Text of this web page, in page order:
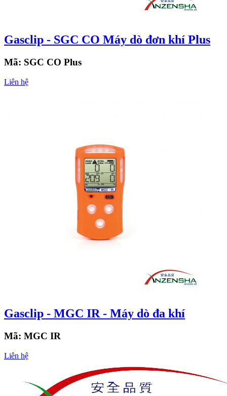
Gasclip - SGC CO Máy dò đơn khí Plus
Mã: SGC CO Plus
Liên hệ
Gasclip - MGC IR - Máy dò đa khí
Mã: MGC IR
Liên hệ